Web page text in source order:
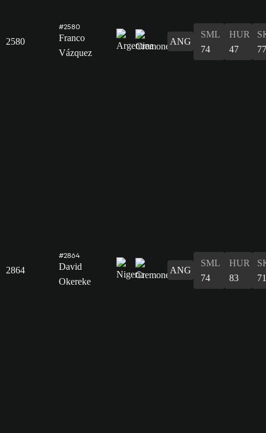
2580
#2580
Franco
Vázquez
ANG
SML
74
HUR
47
77
2864
#2864
David
Okereke
ANG
SML
74
HUR
83
71